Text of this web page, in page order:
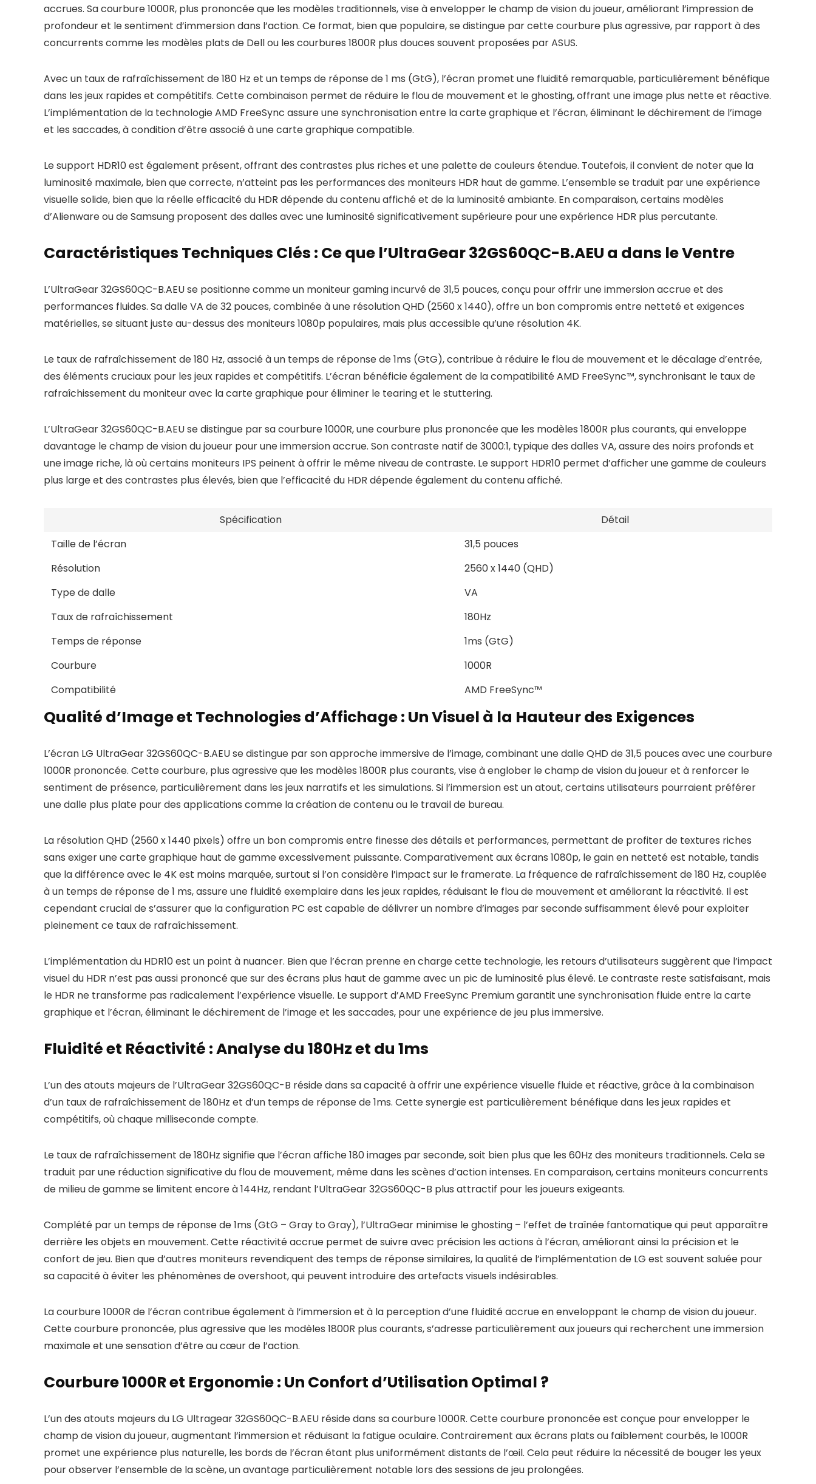
accrues. Sa courbure 1000R, plus prononcée que les modèles traditionnels, vise à envelopper le champ de vision du joueur, améliorant l’impression de
profondeur et le sentiment d’immersion dans l’action. Ce format, bien que populaire, se distingue par cette courbure plus agressive, par rapport à des
concurrents comme les modèles plats de Dell ou les courbures 1800R plus douces souvent proposées par ASUS.
Avec un taux de rafraîchissement de 180 Hz et un temps de réponse de 1 ms (GtG), l’écran promet une fluidité remarquable, particulièrement bénéfique
dans les jeux rapides et compétitifs. Cette combinaison permet de réduire le flou de mouvement et le ghosting, offrant une image plus nette et réactive.
L’implémentation de la technologie AMD FreeSync assure une synchronisation entre la carte graphique et l’écran, éliminant le déchirement de l’image
et les saccades, à condition d’être associé à une carte graphique compatible.
Le support HDR10 est également présent, offrant des contrastes plus riches et une palette de couleurs étendue. Toutefois, il convient de noter que la
luminosité maximale, bien que correcte, n’atteint pas les performances des moniteurs HDR haut de gamme. L’ensemble se traduit par une expérience
visuelle solide, bien que la réelle efficacité du HDR dépende du contenu affiché et de la luminosité ambiante. En comparaison, certains modèles
d’Alienware ou de Samsung proposent des dalles avec une luminosité significativement supérieure pour une expérience HDR plus percutante.
Caractéristiques Techniques Clés : Ce que l’UltraGear 32GS60QC-B.AEU a dans le Ventre
L’UltraGear 32GS60QC-B.AEU se positionne comme un moniteur gaming incurvé de 31,5 pouces, conçu pour offrir une immersion accrue et des
performances fluides. Sa dalle VA de 32 pouces, combinée à une résolution QHD (2560 x 1440), offre un bon compromis entre netteté et exigences
matérielles, se situant juste au-dessus des moniteurs 1080p populaires, mais plus accessible qu’une résolution 4K.
Le taux de rafraîchissement de 180 Hz, associé à un temps de réponse de 1ms (GtG), contribue à réduire le flou de mouvement et le décalage d’entrée,
des éléments cruciaux pour les jeux rapides et compétitifs. L’écran bénéficie également de la compatibilité AMD FreeSync™, synchronisant le taux de
rafraîchissement du moniteur avec la carte graphique pour éliminer le tearing et le stuttering.
L’UltraGear 32GS60QC-B.AEU se distingue par sa courbure 1000R, une courbure plus prononcée que les modèles 1800R plus courants, qui enveloppe
davantage le champ de vision du joueur pour une immersion accrue. Son contraste natif de 3000:1, typique des dalles VA, assure des noirs profonds et
une image riche, là où certains moniteurs IPS peinent à offrir le même niveau de contraste. Le support HDR10 permet d’afficher une gamme de couleurs
plus large et des contrastes plus élevés, bien que l’efficacité du HDR dépende également du contenu affiché.
Spécification
Détail
Taille de l’écran
31,5 pouces
Résolution
2560 x 1440 (QHD)
Type de dalle
VA
Taux de rafraîchissement
180Hz
Temps de réponse
1ms (GtG)
Courbure
1000R
Compatibilité
AMD FreeSync™
Qualité d’Image et Technologies d’Affichage : Un Visuel à la Hauteur des Exigences
L’écran LG UltraGear 32GS60QC-B.AEU se distingue par son approche immersive de l’image, combinant une dalle QHD de 31,5 pouces avec une courbure
1000R prononcée. Cette courbure, plus agressive que les modèles 1800R plus courants, vise à englober le champ de vision du joueur et à renforcer le
sentiment de présence, particulièrement dans les jeux narratifs et les simulations. Si l’immersion est un atout, certains utilisateurs pourraient préférer
une dalle plus plate pour des applications comme la création de contenu ou le travail de bureau.
La résolution QHD (2560 x 1440 pixels) offre un bon compromis entre finesse des détails et performances, permettant de profiter de textures riches
sans exiger une carte graphique haut de gamme excessivement puissante. Comparativement aux écrans 1080p, le gain en netteté est notable, tandis
que la différence avec le 4K est moins marquée, surtout si l’on considère l’impact sur le framerate. La fréquence de rafraîchissement de 180 Hz, couplée
à un temps de réponse de 1 ms, assure une fluidité exemplaire dans les jeux rapides, réduisant le flou de mouvement et améliorant la réactivité. Il est
cependant crucial de s’assurer que la configuration PC est capable de délivrer un nombre d’images par seconde suffisamment élevé pour exploiter
pleinement ce taux de rafraîchissement.
L’implémentation du HDR10 est un point à nuancer. Bien que l’écran prenne en charge cette technologie, les retours d’utilisateurs suggèrent que l’impact
visuel du HDR n’est pas aussi prononcé que sur des écrans plus haut de gamme avec un pic de luminosité plus élevé. Le contraste reste satisfaisant, mais
le HDR ne transforme pas radicalement l’expérience visuelle. Le support d’AMD FreeSync Premium garantit une synchronisation fluide entre la carte
graphique et l’écran, éliminant le déchirement de l’image et les saccades, pour une expérience de jeu plus immersive.
Fluidité et Réactivité : Analyse du 180Hz et du 1ms
L’un des atouts majeurs de l’UltraGear 32GS60QC-B réside dans sa capacité à offrir une expérience visuelle fluide et réactive, grâce à la combinaison
d’un taux de rafraîchissement de 180Hz et d’un temps de réponse de 1ms. Cette synergie est particulièrement bénéfique dans les jeux rapides et
compétitifs, où chaque milliseconde compte.
Le taux de rafraîchissement de 180Hz signifie que l’écran affiche 180 images par seconde, soit bien plus que les 60Hz des moniteurs traditionnels. Cela se
traduit par une réduction significative du flou de mouvement, même dans les scènes d’action intenses. En comparaison, certains moniteurs concurrents
de milieu de gamme se limitent encore à 144Hz, rendant l’UltraGear 32GS60QC-B plus attractif pour les joueurs exigeants.
Complété par un temps de réponse de 1ms (GtG – Gray to Gray), l’UltraGear minimise leghosting – l’effet de traînée fantomatique qui peut apparaître
derrière les objets en mouvement. Cette réactivité accrue permet de suivre avec précision les actions à l’écran, améliorant ainsi la précision et le
confort de jeu. Bien que d’autres moniteurs revendiquent des temps de réponse similaires, la qualité de l’implémentation de LG est souvent saluée pour
sa capacité à éviter les phénomènes deovershoot, qui peuvent introduire des artefacts visuels indésirables.
La courbure 1000R de l’écran contribue également à l’immersion et à la perception d’une fluidité accrue en enveloppant le champ de vision du joueur.
Cette courbure prononcée, plus agressive que les modèles 1800R plus courants, s’adresse particulièrement aux joueurs qui recherchent une immersion
maximale et une sensation d’être au cœur de l’action.
Courbure 1000R et Ergonomie : Un Confort d’Utilisation Optimal ?
L’un des atouts majeurs du LG Ultragear 32GS60QC-B.AEU réside dans sa courbure 1000R. Cette courbure prononcée est conçue pour envelopper le
champ de vision du joueur, augmentant l’immersion et réduisant la fatigue oculaire. Contrairement aux écrans plats ou faiblement courbés, le 1000R
promet une expérience plus naturelle, les bords de l’écran étant plus uniformément distants de l’œil. Cela peut réduire la nécessité de bouger les yeux
pour observer l’ensemble de la scène, un avantage particulièrement notable lors des sessions de jeu prolongées.